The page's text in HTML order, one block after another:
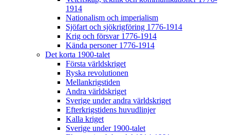
1914
Nationalism och imperialism
Sjöfart och sjökrigföring 1776-1914
Krig och försvar 1776-1914
Kända personer 1776-1914
Det korta 1900-talet
Första världskriget
Ryska revolutionen
Mellankrigstiden
Andra världskriget
Sverige under andra världskriget
Efterkrigstidens huvudlinjer
Kalla kriget
Sverige under 1900-talet